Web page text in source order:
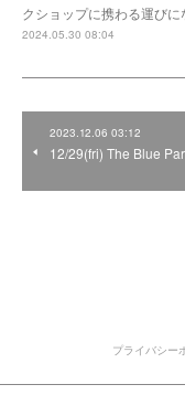
クショップに携わる運び
2024.05.30 08:04
2023.12.06 03:12
12/29(fri) The Blue
プライバシー